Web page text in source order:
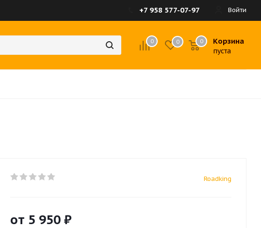
Войти
+7 958 577-07-97
0 0 Корзина
пуста
0
Roadking
от 5 950 ₽